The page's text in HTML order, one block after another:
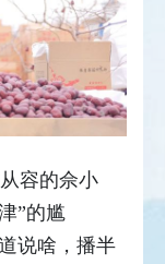
容的佘小
”的尴
说啥，播半